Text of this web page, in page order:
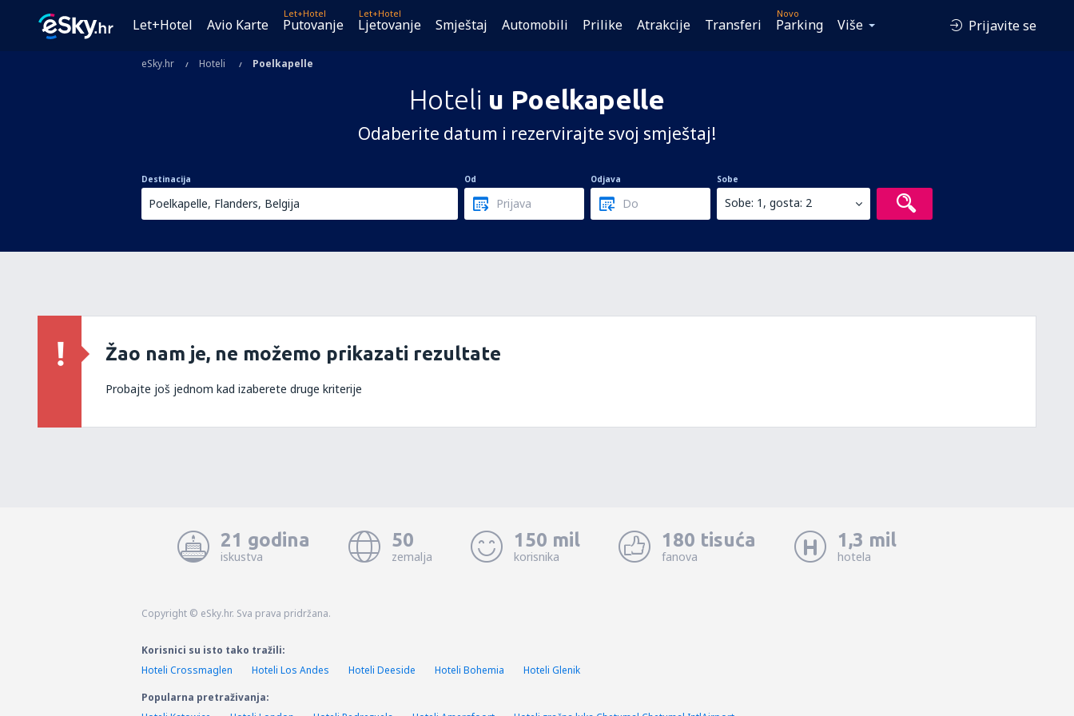
Let+Hotel Avio Karte
Let+Hotel
Putovanje
Let+Hotel
Ljetovanje Smještaj Automobili Prilike Atrakcije Transferi
Novo
Parking Više Prijavite se
eSky.hr Hoteli Poelkapelle
Hoteli u Poelkapelle
Odaberite datum i rezervirajte svoj smještaj!
Destinacija Od Odjava Sobe
Sobe: 1, gosta: 2
Žao nam je, ne možemo prikazati rezultate
Probajte još jednom kad izaberete druge kriterije
21 godina
iskustva
50
zemalja
150 mil
korisnika
180 tisuća
fanova
1,3 mil
hotela
Copyright © eSky.hr. Sva prava pridržana.
Korisnici su isto tako tražili:
Hoteli Crossmaglen
Hoteli Los Andes Hoteli Deeside Hoteli Bohemia
Hoteli Glenik
Popularna pretraživanja: